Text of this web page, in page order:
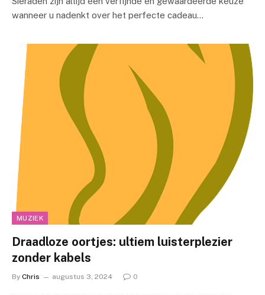
wanneer u nadenkt over het perfecte cadeau…
MUZIEK
Draadloze oortjes: ultiem luisterplezier
zonder kabels
By Chris augustus 3, 2024 0